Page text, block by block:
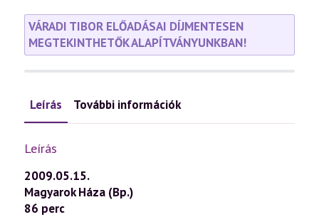
VÁRADI TIBOR ELŐADÁSAI DÍJMENTESEN
MEGTEKINTHETŐK ALAPÍTVÁNYUNKBAN!
Leírás További információk
Leírás
2009.05.15.
Magyarok Háza (Bp.)
86 perc